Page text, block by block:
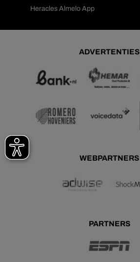
Heracles Almelo App
ADVERTENTIES
WEBPARTNERS
PARTNERS